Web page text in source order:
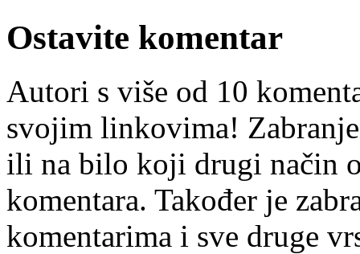
Ostavite komentar
Autori s više od 10
svojim linkovima!
ili na bilo koji drugi način
komentara. Također je
komentarima i sve druge